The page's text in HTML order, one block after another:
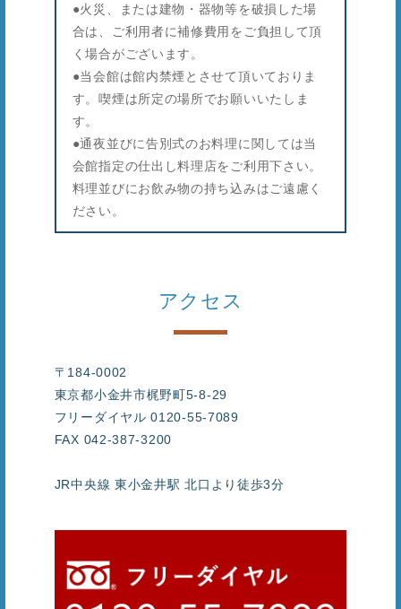
●火災、または建物・器物等を破損した場
合は、ご利用者に補修費用をご負担して頂
く場合がございます。
●当会館は館内禁煙とさせて頂いておりま
す。喫煙は所定の場所でお願いいたしま
す。
●通夜並びに告別式のお料理に関しては当
会館指定の仕出し料理店をご利用下さい。
料理並びにお飲み物の持ち込みはご遠慮く
ださい。
アクセス
〒184-0002
東京都小金井市梶野町5-8-29
フリーダイヤル 0120-55-7089
FAX 042-387-3200
JR中央線 東小金井駅 北口より徒歩3分